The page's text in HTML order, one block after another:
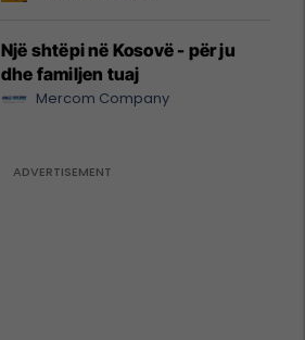
Një shtëpi në Kosovë - për ju
dhe familjen tuaj
Mercom Company